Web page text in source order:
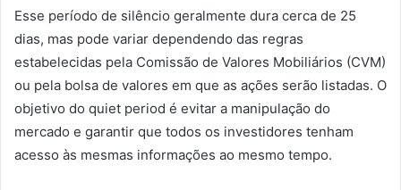
Esse período de silêncio geralmente dura cerca de 25
dias, mas pode variar dependendo das regras
estabelecidas pela Comissão de Valores Mobiliários (CVM)
ou pela bolsa de valores em que as ações serão listadas. O
objetivo do quiet period é evitar a manipulação do
mercado e garantir que todos os investidores tenham
acesso às mesmas informações ao mesmo tempo.